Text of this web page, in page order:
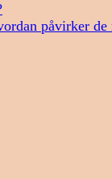
påvirker de